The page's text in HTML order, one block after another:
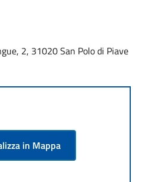
2, 31020 San Polo di Piave
in Mappa